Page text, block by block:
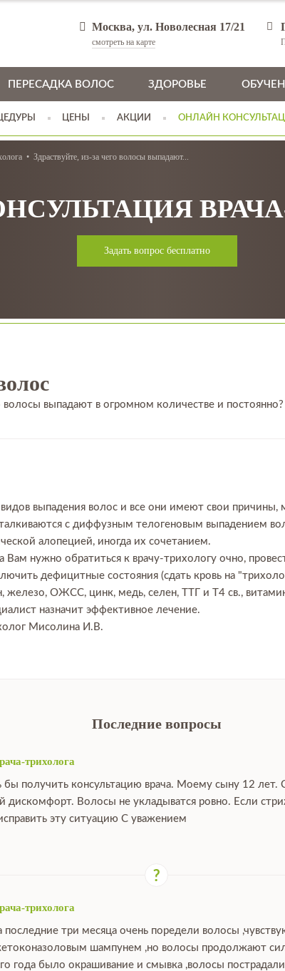
Москва, ул. Новолесная 17/21
смотреть на карте
ПЕРЕСАДКА ВОЛОС ЗДОРОВЬЕ
ЦЕНЫ АКЦИИ ОНЛАЙН
Здраствуйте, из-за чего волосы выпадают...
Задать вопрос бесплатно
волосы выпадают в огромном количестве и постоянно?
выпадения волос и все они имеют свои
с диффузным телогеновым выпадением
алопецией, иногда их сочетанием.
Вам нужно обратиться к врачу-трихологу очно,
дефицитные состояния (сдать кровь на
железо, ОЖСС, цинк, медь, селен, ТТГ и Т4 св.,
назначит эффективное лечение.
Мисолина И.В.
Последние вопросы
трихолога
получить консультацию врача. Моему сыну 12
дискомфорт. Волосы не укладыватся ровно. Если
эту ситуацию С уважением
трихолога
последние три месяца очень поредели волосы
шампунем ,но волосы продолжают
года было окрашивание и смывка ,волосы